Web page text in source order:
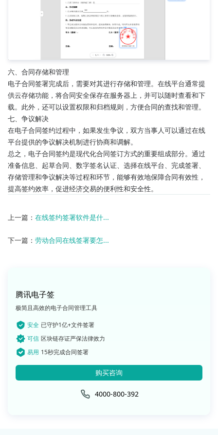
六、合同存储和管理
电子合同签署完成后，需要对其进行存储和管理。在线平台通常提
供云存储功能，将合同安全保存在服务器上，并可以随时查看和下
载。此外，还可以设置权限和归档规则，方便合同的查找和管理。
七、争议解决
在电子合同签约过程中，如果发生争议，双方当事人可以通过在线
平台提供的争议解决机制进行协商和调解。
总之，电子合同签约是现代化合同签订方式的重要组成部分。通过
准备信息、起草合同、数字签名认证、选择在线平台、完成签署、
存储管理和争议解决等过程和环节，能够有效地保障合同有效性，
提高签约效率，促进经济交易的便利性和安全性。
上一篇： 在线签约签署软件是什...
下一篇： 劳动合同在线签署要怎...
腾讯电子签
极简且高效的电子合同管理工具
安全 已守护1亿+文件签署
可信 区块链存证严保法律效力
易用 15秒完成合同签署
购买咨询
4000-800-392